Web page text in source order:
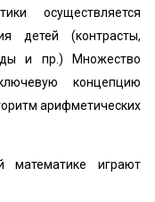
осуществляется
детей (контрасты,
и пр.) Множество
концепцию
арифметических
математике играют